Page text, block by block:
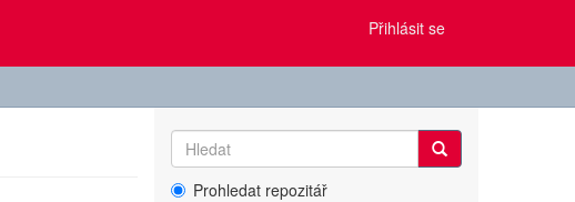
Přihlásit se
Prohledat repozitář